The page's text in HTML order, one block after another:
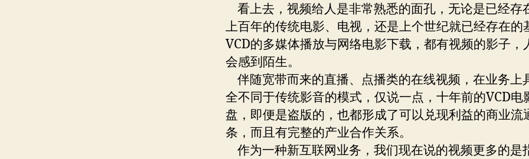
看上去，视频给人是非常熟悉的面孔，无论是已经存
上百年的传统电影、电视，还是上个世纪就已经存在的
VCD的多媒体播放与网络电影下载，都有视频的影子，
会感到陌生。
伴随宽带而来的直播、点播类的在线视频，在业务上
全不同于传统影音的模式，仅说一点，十年前的VCD电
盘，即便是盗版的，也都形成了可以兑现利益的商业流
条，而且有完整的产业合作关系。
作为一种新互联网业务，我们现在说的视频更多的是